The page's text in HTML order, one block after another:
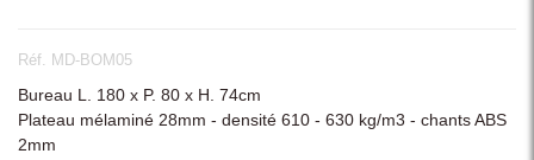
Réf. MD-BOM05
Bureau L. 180 x P. 80 x H. 74cm
Plateau mélaminé 28mm - densité 610 - 630 kg/m3 - chants ABS
2mm